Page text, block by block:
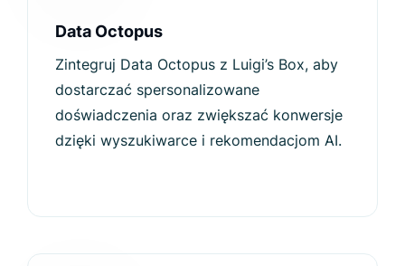
Data Octopus
Zintegruj Data Octopus z Luigi’s Box, aby
dostarczać spersonalizowane
doświadczenia oraz zwiększać konwersje
dzięki wyszukiwarce i rekomendacjom AI.